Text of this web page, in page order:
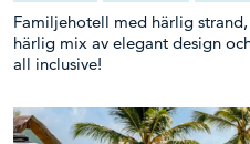
Familjehotell med härlig
härlig mix av elegant design
all inclusive!